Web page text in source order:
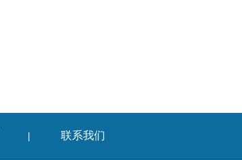
| 联系我们